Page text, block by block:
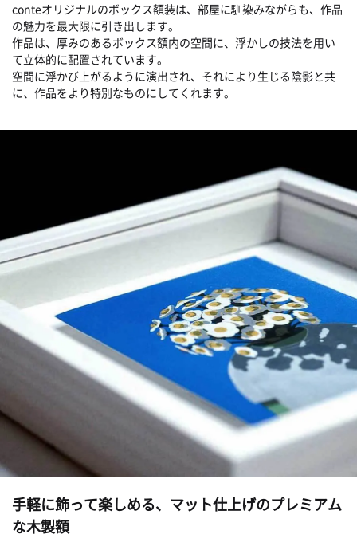
conteオリジナルのボックス額装は、部屋に馴染みながらも、作品
の魅力を最大限に引き出します。
作品は、厚みのあるボックス額内の空間に、浮かしの技法を用い
て立体的に配置されています。
空間に浮かび上がるように演出され、それにより生じる陰影と共
に、作品をより特別なものにしてくれます。
手軽に飾って楽しめる、マット仕上げのプレミアム
な木製額